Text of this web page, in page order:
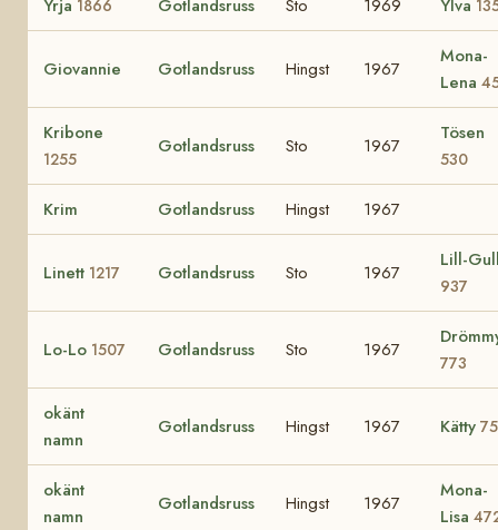
Yrja 1866 Gotlandsruss Sto 1969 Ylva
Giovannie Gotlandsruss Hingst 1967
Mona-
Lena
Kribone
1255
Gotlandsruss Sto 1967
Tösen
530
Krim Gotlandsruss Hingst 1967
Linett 1217 Gotlandsruss Sto 1967
Lill-
937
Lo-Lo 1507 Gotlandsruss Sto 1967
773
okänt
namn
Gotlandsruss Hingst 1967 Kätty
okänt
namn
Gotlandsruss Hingst 1967
Mona-
Lisa